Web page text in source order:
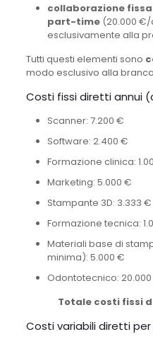
collaborazione
part-time(20.000 €/
esclusivamente alla
Tutti questi elementi sono
modo esclusivo alla
Costi fissi diretti annui
Scanner: 7.200 €
Software: 2.400 €
Formazione clinica:
Marketing: 5.000 €
Stampante 3D: 3.333 €
Formazione tecnica:
Materiali base di
minima): 5.000 €
Odontotecnico:
Totale costi fissi
Costi variabili diretti